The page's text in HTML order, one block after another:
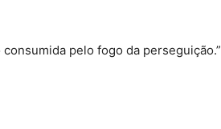
pelo fogo da perseguição.”